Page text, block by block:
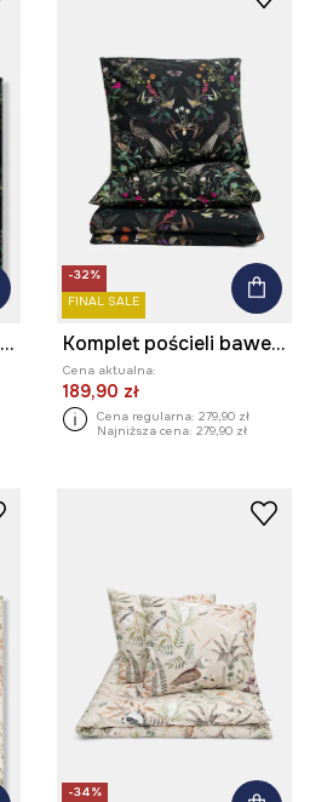
Komplet pościeli bawełnianej wzorzystej 200 x 200 cm
-32%
FINAL SALE
Komplet pościeli bawełnianej wzorzystej 160 x 200 cm
Cena aktualna:
189,90 zł
Cena regularna: 279,90 zł
Najniższa cena: 279,90 zł
-34%